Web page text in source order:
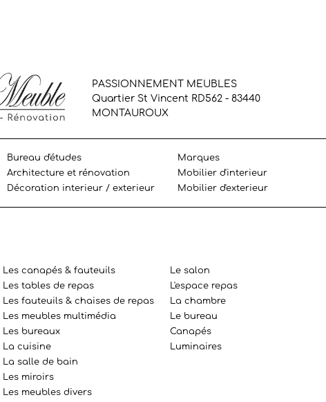
PASSIONNEMENT MEUBLES
Quartier St Vincent RD562 - 83440
MONTAUROUX
Bureau d'études
Architecture et rénovation
Décoration interieur / exterieur
Marques
Mobilier d'interieur
Mobilier d'exterieur
Les canapés & fauteuils
Les tables de repas
Les fauteuils & chaises de repas
Les meubles multimédia
Les bureaux
La cuisine
La salle de bain
Les miroirs
Les meubles divers
Le salon
L'espace repas
La chambre
Le bureau
Canapés
Luminaires